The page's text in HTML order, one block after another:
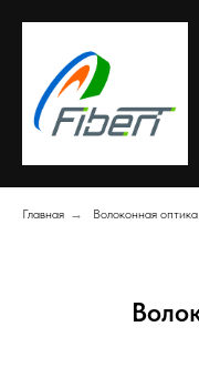
Главная → Волоконная оптика